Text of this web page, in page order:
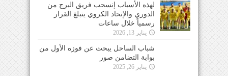
لهذه الأسباب إنسحب فريق البرج من
الدوري والإتحاد الكروي يتبلغ القرار
رسمياً خلال ساعات
يناير 13, 2026
شباب الساحل يبحث عن فوزه الأول من
بوابة التضامن صور
يناير 26, 2025